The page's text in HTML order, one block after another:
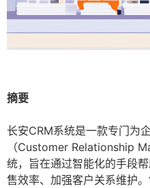
摘要
长安CRM系统是一款专门为
（Customer Relationship
统，旨在通过智能化的手段
售效率、加强客户关系维护。